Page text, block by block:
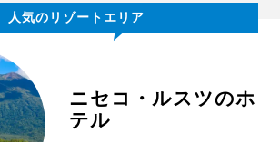
人気のリゾートエリア
ニセコ・ルスツのホ
テル